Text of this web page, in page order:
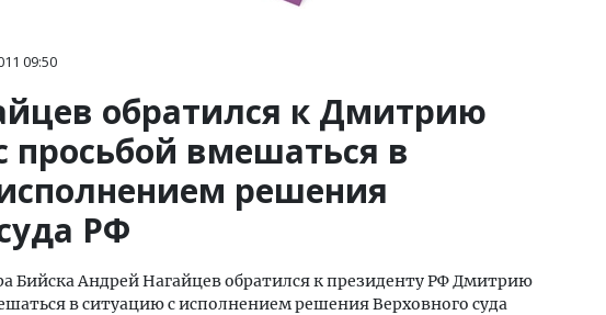
09:50
обратился к Дмитрию
просьбой вмешаться в
решения
РФ
Бийска Андрей Нагайцев обратился к президенту РФ Дмитрию
в ситуацию с исполнением решения Верховного суда